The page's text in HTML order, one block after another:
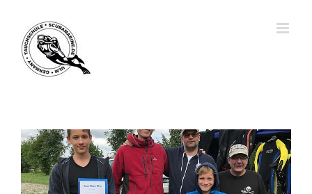
springen